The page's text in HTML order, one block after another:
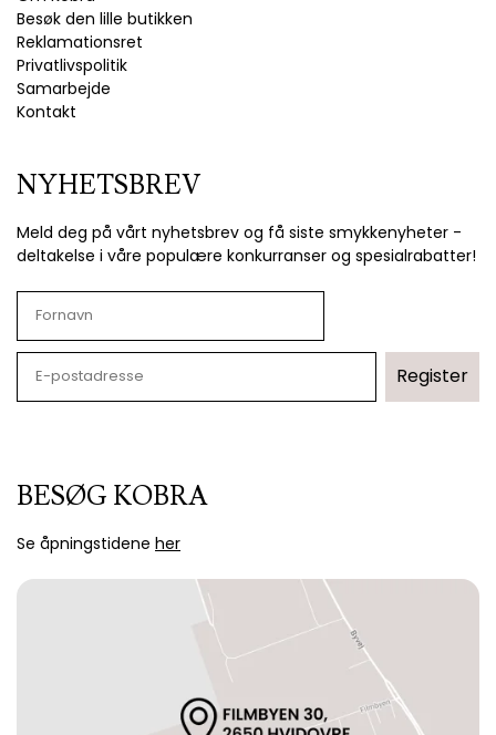
Besøk den lille butikken
Reklamationsret
Privatlivspolitik
Samarbejde
Kontakt
NYHETSBREV
Meld deg på vårt nyhetsbrev og få siste smykkenyheter -
deltakelse i våre populære konkurranser og spesialrabatter!
Register
BESØG KOBRA
Se åpningstidene her